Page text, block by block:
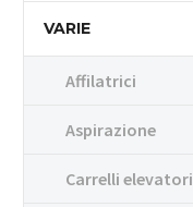
VARIE
Affilatrici
Aspirazione
Carrelli elevatori